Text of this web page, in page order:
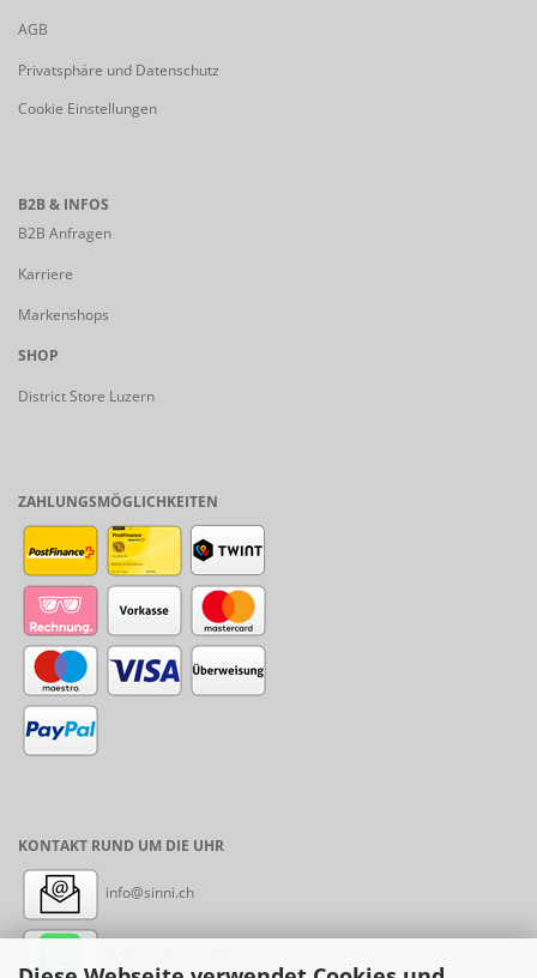
AGB
Privatsphäre und Datenschutz
Cookie Einstellungen
B2B & INFOS
B2B Anfragen
Karriere
Markenshops
SHOP
District Store Luzern
ZAHLUNGSMÖGLICHKEITEN
KONTAKT RUND UM DIE UHR
info@sinni.ch